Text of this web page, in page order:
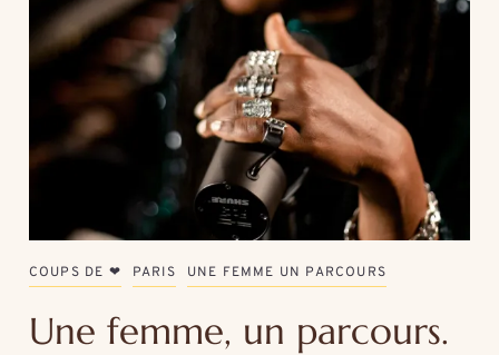
COUPS DE ❤ PARIS UNE FEMME UN PARCOURS
Une femme, un parcours.